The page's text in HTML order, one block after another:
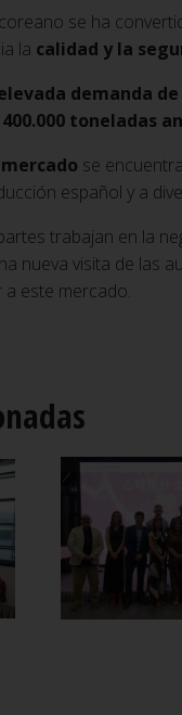
se ha
la calidad y la
demanda
400.000 toneladas
se
español y a
trabajan en la
nueva visita de las
este mercado.